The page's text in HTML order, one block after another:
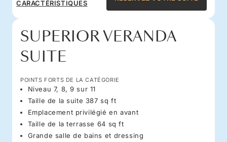
CARACTÉRISTIQUES
SUPERIOR VERANDA
SUITE
POINTS FORTS DE LA CATÉGORIE
Niveau 7, 8, 9 sur 11
Taille de la suite 387 sq ft
Emplacement privilégié en avant
Taille de la terrasse 64 sq ft
Grande salle de bains et dressing